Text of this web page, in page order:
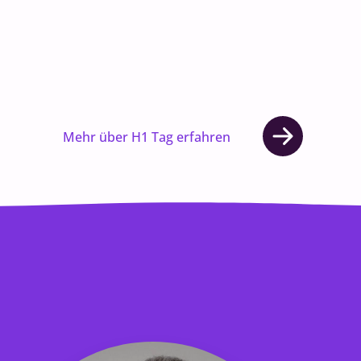
Mehr über H1 Tag erfahren